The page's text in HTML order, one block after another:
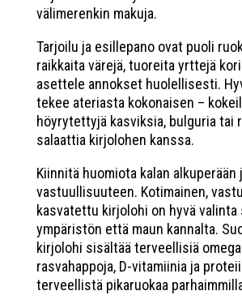
välimerenkin makuja.
Tarjoilu ja esillepano ovat puoli
raikkaita värejä, tuoreita yrttejä
asettele annokset huolellisesti.
tekee ateriasta kokonaisen –
höyrytettyjä kasviksia, bulguria tai
salaattia kirjolohen kanssa.
Kiinnitä huomiota kalan alkuperään
vastuullisuuteen. Kotimainen,
kasvatettu kirjolohi on hyvä valinta
ympäristön että maun kannalta.
kirjolohi sisältää terveellisiä
rasvahappoja, D-vitamiinia ja
terveellistä pikaruokaa